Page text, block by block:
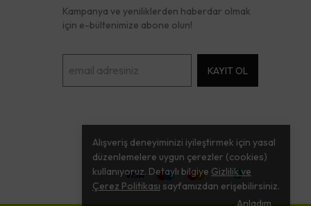
Alışveriş deneyiminizi iyileştirmek için yasal
düzenlemelere uygun çerezler (cookies)
kullanıyoruz. Detaylı bilgiye Gizlilik ve
Çerez Politikası sayfamızdan erişebilirsiniz.
Anladım
Kampanya ve yeniliklerden haberdar olmak
için e-bültenimize abone olun!
KAYIT OL